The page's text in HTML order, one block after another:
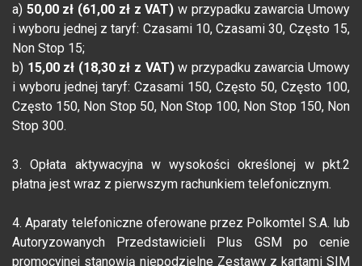
a) 50,00 zł (61,00 zł z VAT) w przypadku zawarcia Umowy
i wyboru jednej z taryf: Czasami 10, Czasami 30, Często 15,
Non Stop 15;
b) 15,00 zł (18,30 zł z VAT)w przypadku zawarcia Umowy
i wyboru jednej taryf: Czasami 150, Często 50, Często 100,
Często 150, Non Stop 50, Non Stop 100, Non Stop 150, Non
Stop 300.
3. Opłata aktywacyjna w wysokości określonej w pkt.2
płatna jest wraz z pierwszym rachunkiem telefonicznym.
4. Aparaty telefoniczne oferowane przez Polkomtel S.A. lub
Autoryzowanych Przedstawicieli Plus GSM po cenie
promocyjnej stanowią niepodzielne Zestawy z kartami SIM